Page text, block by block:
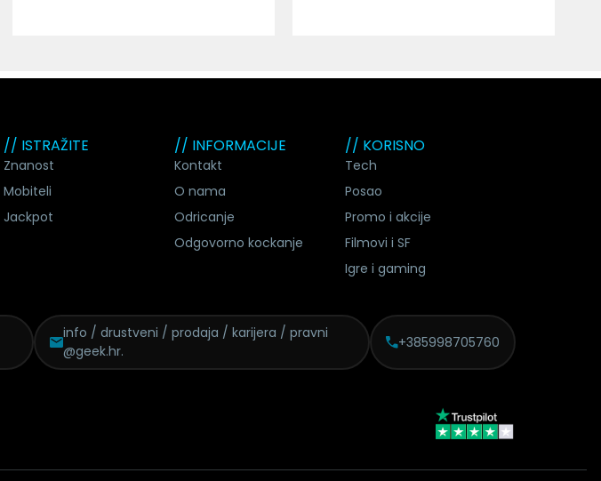
// ISTRAŽITE
Znanost
Mobiteli
Jackpot
// INFORMACIJE
Kontakt
O nama
Odricanje
Odgovorno kockanje
// KORISNO
Tech
Posao
Promo i akcije
Filmovi i SF
Igre i gaming
info / drustveni / prodaja / karijera / pravni
@geek.hr.
+385998705760